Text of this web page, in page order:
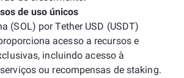
de uso únicos
(SOL) por Tether USD (USDT)
acesso a recursos e
incluindo acesso à
ou recompensas de staking.